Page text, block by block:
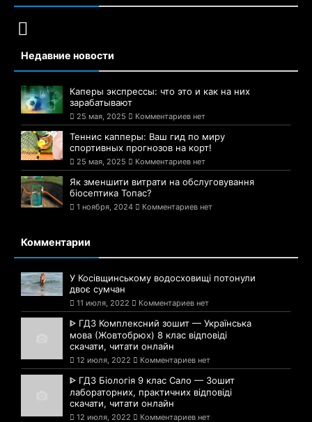
Недавние новости
Каперы экспрессы: что это и как на них
зарабатывают
25 мая, 2025 Комментариев нет
Теннис капперы: Ваш гид по миру
спортивных прогнозов на корт!
25 мая, 2025 Комментариев нет
Як зменшити витрати на обслуговування
біосептика Топас?
1 ноября, 2024 Комментариев нет
Комментарии
У Косівщинському водосховищі потонули
двоє сумчан
11 июля, 2022 Комментариев нет
ᐈ ГДЗ Комплексний зошит — Українська
мова (Жовтобрюх) 8 клас відповіді
скачати, читати онлайн
12 июля, 2022 Комментариев нет
ᐈ ГДЗ Біологія 9 клас Сало — Зошит
лабораторних, практичних відповіді
скачати, читати онлайн
12 июля, 2022 Комментариев нет